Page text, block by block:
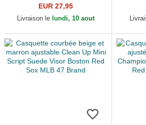
marine 9TWENTY Core
Classic Boston Red Sox
EUR 27,95
Livraison le lundi, 10 aout